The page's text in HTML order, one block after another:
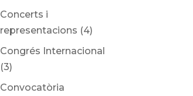
Concerts i
representacions (4)
Congrés Internacional
(3)
Convocatòria